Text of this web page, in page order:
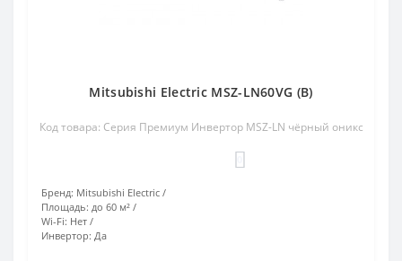
Mitsubishi Electric MSZ-LN60VG (B)
Код товара: Серия Премиум Инвертор MSZ-LN чёрный оникс
Бренд: Mitsubishi Electric
Площадь: до 60 м²
Wi-Fi: Нет
Инвертор: Да